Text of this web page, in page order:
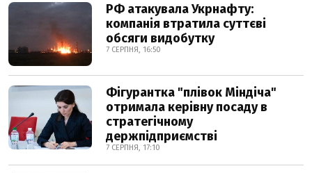
РФ атакувала Укрнафту:
компанія втратила суттєві
обсяги видобутку
7 СЕРПНЯ, 16:50
Фігурантка "плівок Міндіча"
отримала керівну посаду в
стратегічному
держпідприємстві
7 СЕРПНЯ, 17:10